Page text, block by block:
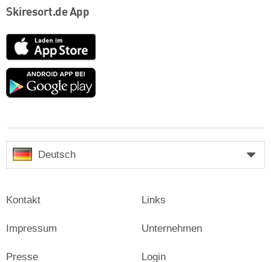
Skiresort.de App
App
Store
Google
Deutsch
Kontakt
Impressum
Presse
Links
Unternehmen
Login